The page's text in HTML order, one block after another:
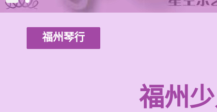
福州琴行
福州